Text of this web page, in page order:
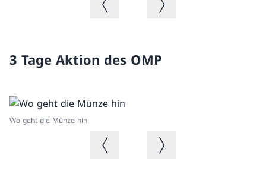
3 Tage Aktion des OMP
Wo geht die Münze hin
Immagine precedenteImmagine successiva